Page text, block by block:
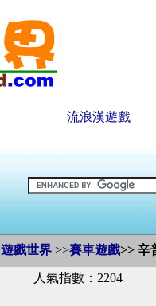
流浪漢遊戲
遊戲世界 >>賽車遊戲>> 辛
人氣指數：2204